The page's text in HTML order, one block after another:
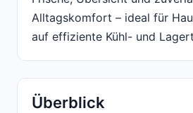
Alltagskomfort – ideal für
auf effiziente Kühl- und
Überblick